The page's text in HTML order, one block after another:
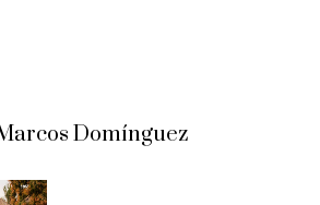
Domínguez